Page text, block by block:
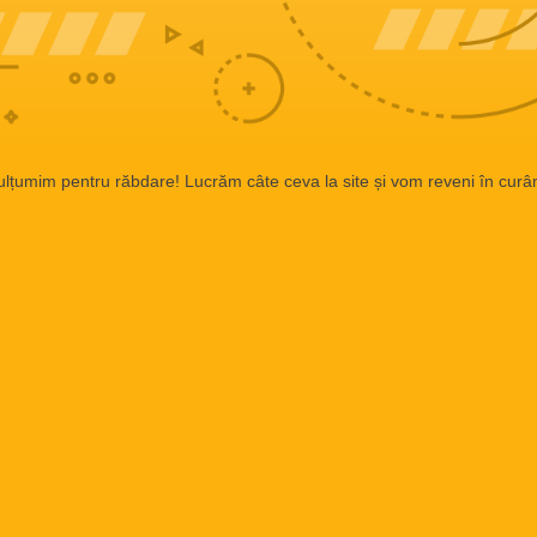
pentru răbdare! Lucrăm câte ceva la site și vom reveni în